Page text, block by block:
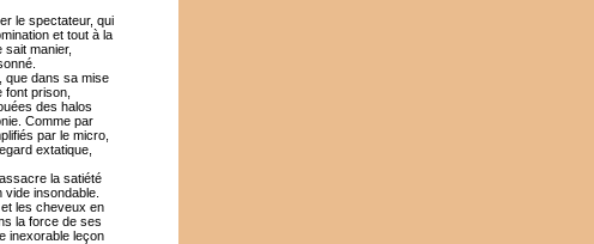
le spectateur, qui
et tout à la
manier,
que dans sa mise
font prison,
des halos
Comme par
par le micro,
extatique,
la satiété
vide insondable.
les cheveux en
la force de ses
inexorable leçon